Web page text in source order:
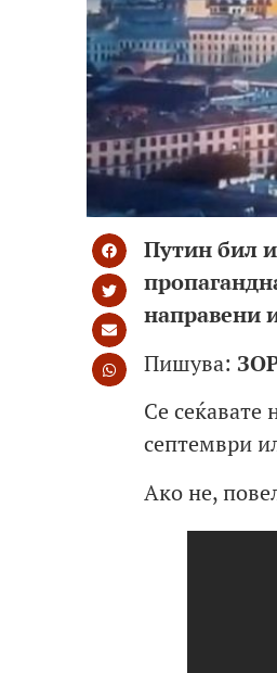
Путин бил
направени
Пишува:
Се сеќавате
септември
Ако не,